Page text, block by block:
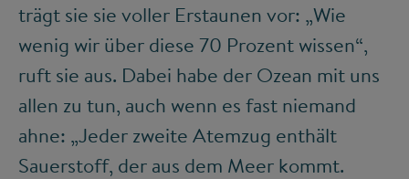
trägt sie sie voller Erstaunen vor: „Wie
wenig wir über diese 70 Prozent wissen“,
ruft sie aus. Dabei habe der Ozean mit uns
allen zu tun, auch wenn es fast niemand
ahne: „Jeder zweite Atemzug enthält
Sauerstoff, der aus dem Meer kommt.